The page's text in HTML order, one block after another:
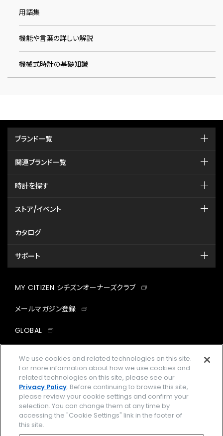
用語集
機能や言葉の詳しい解説
機械式時計の基礎知識
ブランド一覧
関連ブランド一覧
時計を探す
ストア/イベント
カタログ
サポート
MY CITIZEN シチズンオーナーズクラブ
メールマガジン登録
GLOBAL
facebookinstagramtwitter
企業情報 ご利用規約
プライバシーポリシー Cookies Settings
We use cookies and related technologies on this site.
For more information about how we use cookies and
related technologies on this site, please see our
Privacy Policy. Before continuing to browse this site,
please review your cookie settings and confirm your
selection. You can change them at any time by
accessing the "Cookie Settings" link in the footer of
this site.